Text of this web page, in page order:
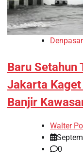
Denpasar
Baru Setahun
Jakarta
Banjir
Walter
0